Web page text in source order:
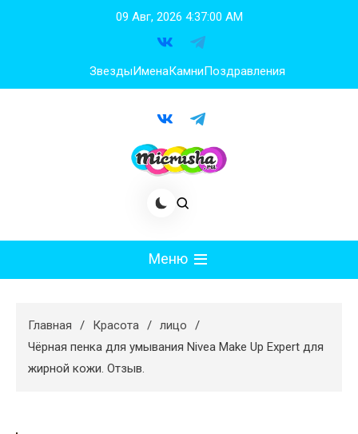
09 Авг, 2026 4:37:01 AM
ЗвездыИменаКамниПоздравления
Меню
Худеем
Психология
Главная Красота
лицо
Чёрная пенка для умывания Nivea Make Up Expert для
жирной кожи. Отзыв.